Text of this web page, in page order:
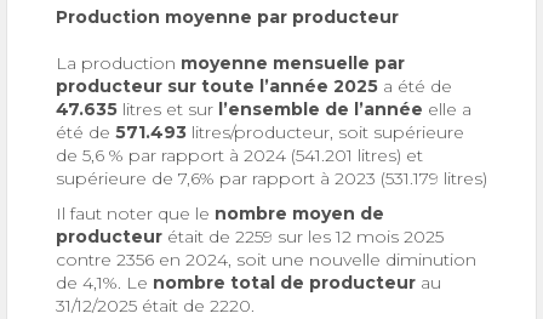
Production moyenne par producteur
La production moyenne mensuelle par
producteur sur toute l’année 2025 a été de
47.635 litres et sur l’ensemble de l’année elle a
été de 571.493 litres/producteur, soit supérieure
de 5,6 % par rapport à 2024 (541.201 litres) et
supérieure de 7,6% par rapport à 2023 (531.179 litres)
Il faut noter que le nombre moyen de
producteur était de 2259 sur les 12 mois 2025
contre 2356 en 2024, soit une nouvelle diminution
de 4,1%. Le nombre total de producteur au
31/12/2025 était de 2220.